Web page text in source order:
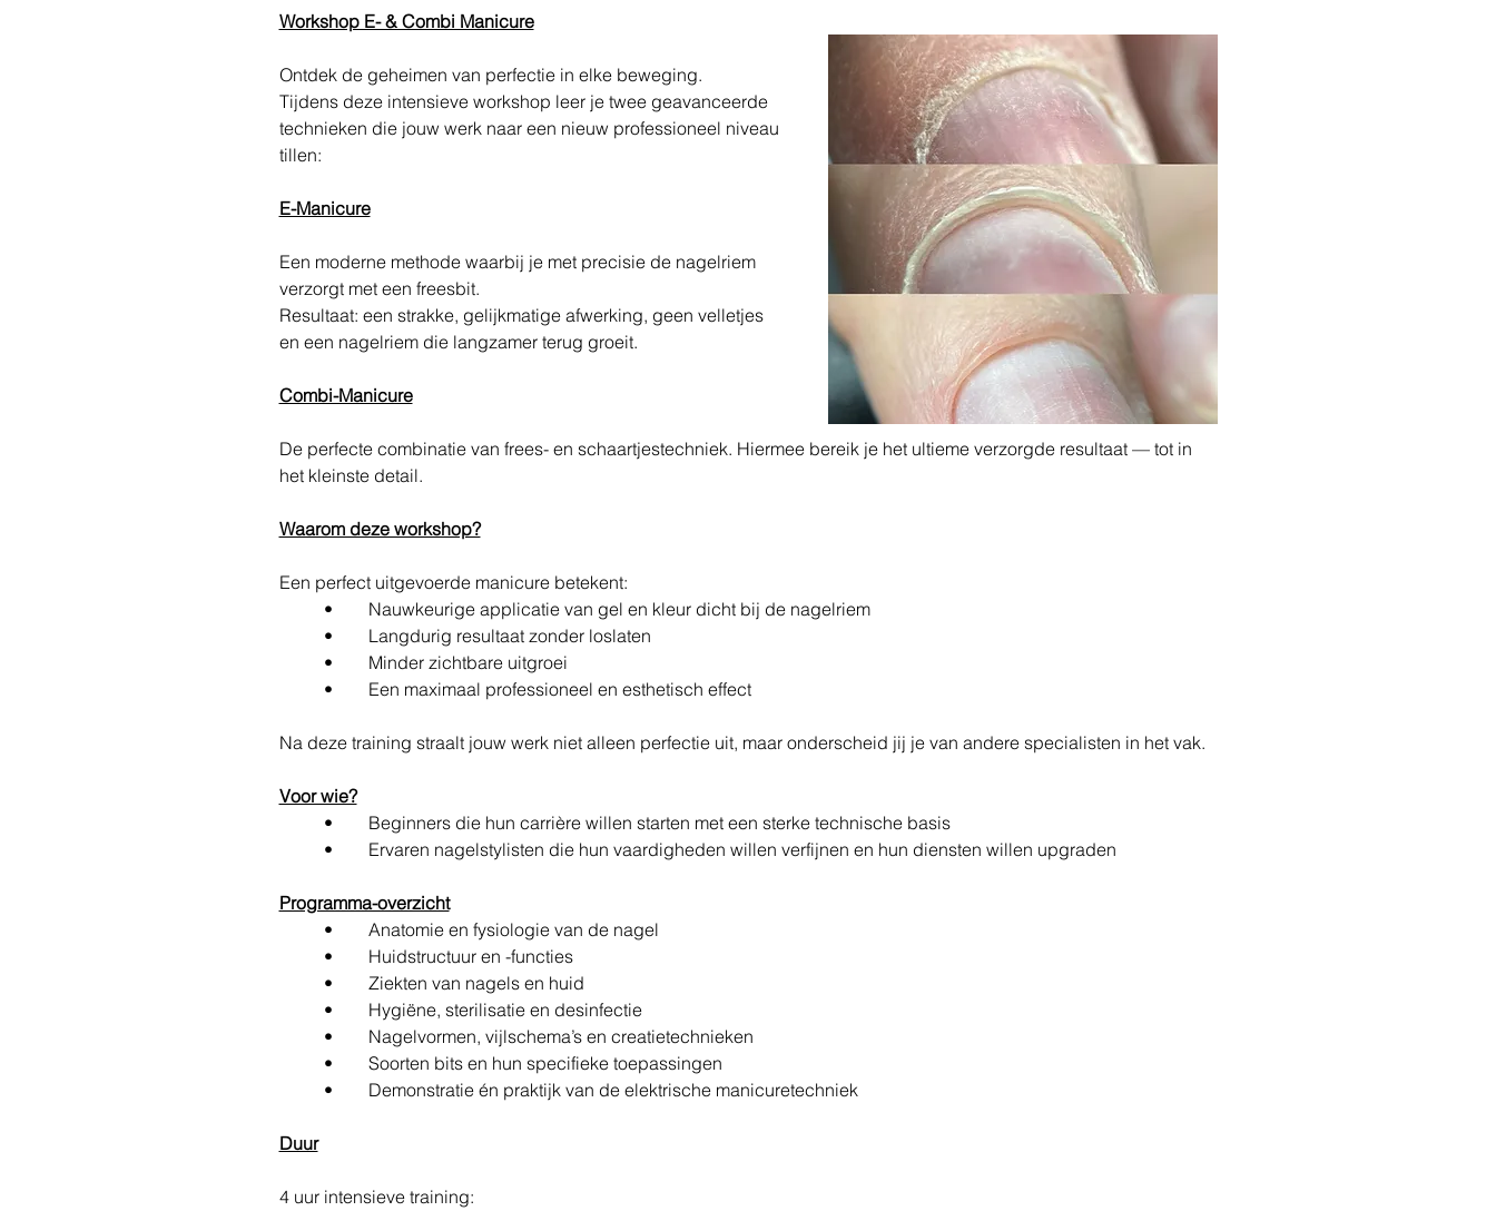
Workshop E- & Combi Manicure
Ontdek de geheimen van perfectie in elke beweging.
Tijdens deze intensieve workshop leer je twee geavanceerde
technieken die jouw werk naar een nieuw professioneel niveau
tillen:
E-Manicure
Een moderne methode waarbij je met precisie de nagelriem
verzorgt met een freesbit.
Resultaat: een strakke, gelijkmatige afwerking, geen velletjes
en een nagelriem die langzamer terug groeit.
Combi-Manicure
De perfecte combinatie van frees- en schaartjestechniek. Hiermee bereik je het ultieme verzorgde resultaat — tot in
het kleinste detail.
Waarom deze workshop?
Een perfect uitgevoerde manicure betekent:
	•	Nauwkeurige applicatie van gel en kleur dicht bij de nagelriem
	•	Langdurig resultaat zonder loslaten
	•	Minder zichtbare uitgroei
	•	Een maximaal professioneel en esthetisch effect
Na deze training straalt jouw werk niet alleen perfectie uit, maar onderscheid jij je van andere specialisten in het vak.
Voor wie?
	•	Beginners die hun carrière willen starten met een sterke technische basis
	•	Ervaren nagelstylisten die hun vaardigheden willen verfijnen en hun diensten willen upgraden
Programma-overzicht
	•	Anatomie en fysiologie van de nagel
	•	Huidstructuur en -functies
	•	Ziekten van nagels en huid
	•	Hygiëne, sterilisatie en desinfectie
	•	Nagelvormen, vijlschema’s en creatietechnieken
	•	Soorten bits en hun specifieke toepassingen
	•	Demonstratie én praktijk van de elektrische manicuretechniek
Duur
4 uur intensieve training: